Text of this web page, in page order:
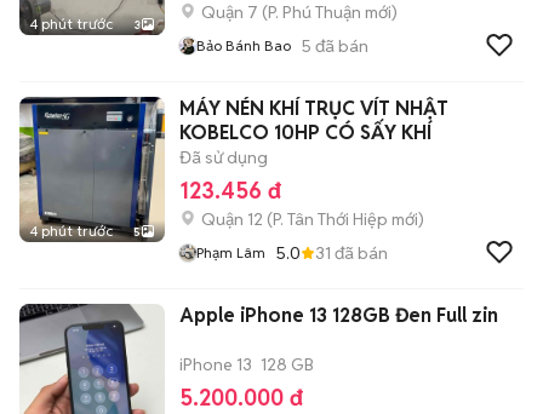
4 phút trước 3
Quận 7 (P. Phú Thuận mới)
Bảo Bánh Bao 5 đã bán
4 phút trước 5
MÁY NÉN KHÍ TRỤC VÍT NHẬT
KOBELCO 10HP CÓ SẤY KHÍ
Đã sử dụng
123.456 đ
Quận 12 (P. Tân Thới Hiệp mới)
Phạm Lâm 5.0 31 đã bán
Apple iPhone 13 128GB Đen Full zin
iPhone 13 128 GB
5.200.000 đ